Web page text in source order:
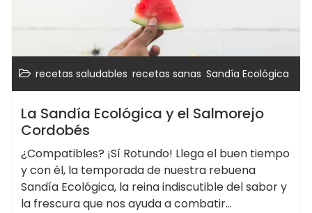
recetas saludables recetas sanas Sandía Ecológica
La Sandía Ecológica y el Salmorejo
Cordobés
¿Compatibles? ¡Sí Rotundo! Llega el buen tiempo
y con él, la temporada de nuestra rebuena
Sandía Ecológica, la reina indiscutible del sabor y
la frescura que nos ayuda a combatir…